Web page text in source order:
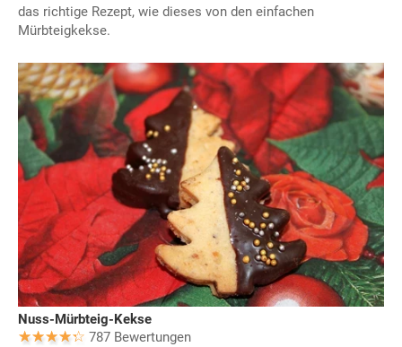
das richtige Rezept, wie dieses von den einfachen
Mürbteigkekse.
Nuss-Mürbteig-Kekse
787 Bewertungen